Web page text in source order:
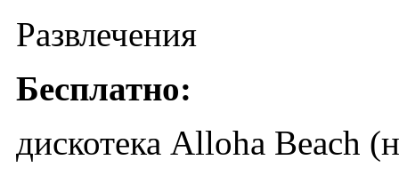
Развлечения
Бесплатно:
дискотека Alloha Beach